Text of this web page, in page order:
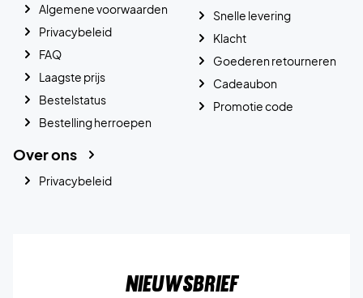
Algemene voorwaarden
Privacybeleid
FAQ
Laagste prijs
Bestelstatus
Bestelling herroepen
Snelle levering
Klacht
Goederen retourneren
Cadeaubon
Promotie code
Over ons
Privacybeleid
Nieuwsbrief